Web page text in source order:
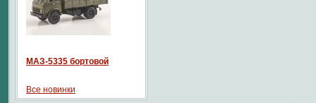
МАЗ-5335 бортовой
Все новинки